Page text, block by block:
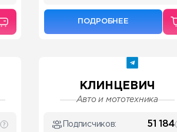
ПОДРОБНЕЕ
КЛИНЦЕВИЧ
Авто и мототехника
Подписчиков: 51 184